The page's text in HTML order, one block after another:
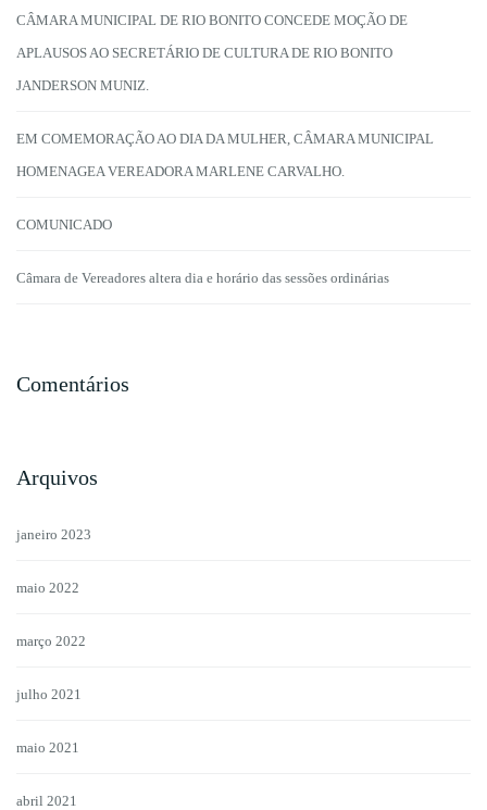
CÂMARA MUNICIPAL DE RIO BONITO CONCEDE MOÇÃO DE
APLAUSOS AO SECRETÁRIO DE CULTURA DE RIO BONITO
JANDERSON MUNIZ.
EM COMEMORAÇÃO AO DIA DA MULHER, CÂMARA MUNICIPAL
HOMENAGEA VEREADORA MARLENE CARVALHO.
COMUNICADO
Câmara de Vereadores altera dia e horário das sessões ordinárias
Comentários
Arquivos
janeiro 2023
maio 2022
março 2022
julho 2021
maio 2021
abril 2021